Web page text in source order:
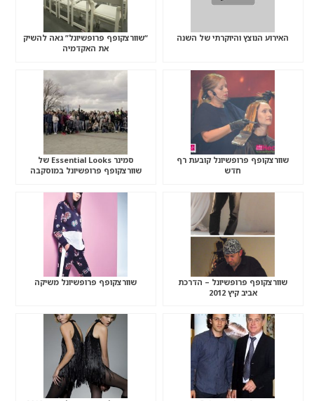
האירוע הנוצץ והיוקרתי של השנה
“שוורצקופף פרופשיונל” גאה להשיק
את האקדמיה
שוורצקופף פרופשיונל קובעת רף
חדש
סמינר Essential Looks של
שוורצקופף פרופשיונל במוסקבה
שוורצקופף פרופשיונל – הדרכת
אביב קיץ 2012
שוורצקופף פרופשיונל משיקה